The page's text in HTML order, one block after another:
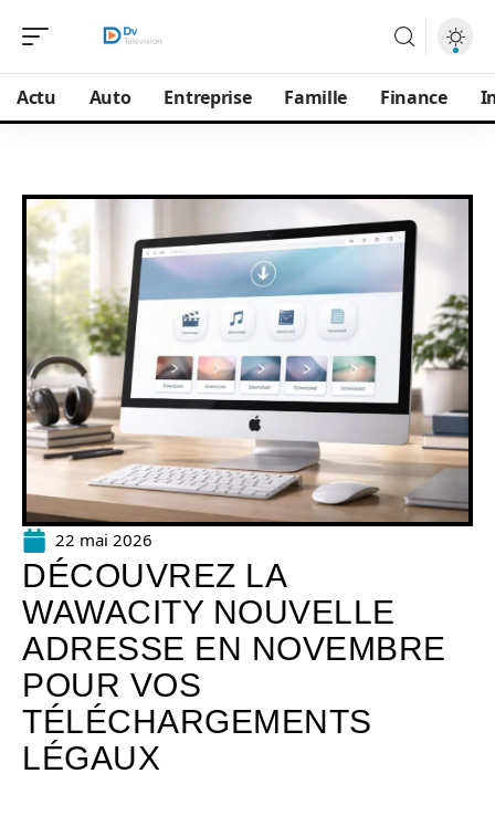
Actu Auto Entreprise Famille Finance
22 mai 2026
DÉCOUVREZ LA
WAWACITY NOUVELLE
ADRESSE EN NOVEMBRE
POUR VOS
TÉLÉCHARGEMENTS
LÉGAUX